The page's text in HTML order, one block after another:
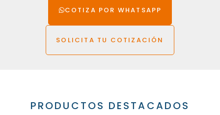
COTIZA POR WHATSAPP
SOLICITA TU COTIZACIÓN
PRODUCTOS DESTACADOS